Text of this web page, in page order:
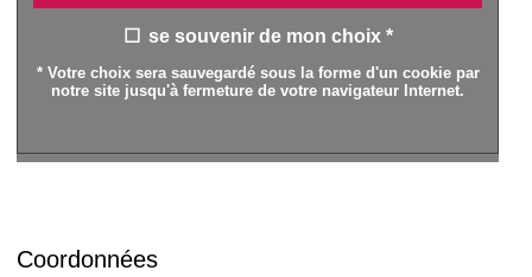
se souvenir de mon choix *
* Votre choix sera sauvegardé sous la forme d'un cookie par
notre site jusqu'à fermeture de votre navigateur Internet.
Coordonnées